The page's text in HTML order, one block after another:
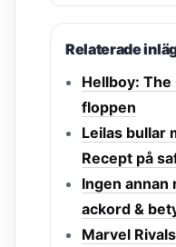
Relaterade
Hellboy:
floppen
Leilas bullar
Recept på
Ingen annan
ackord &
Marvel